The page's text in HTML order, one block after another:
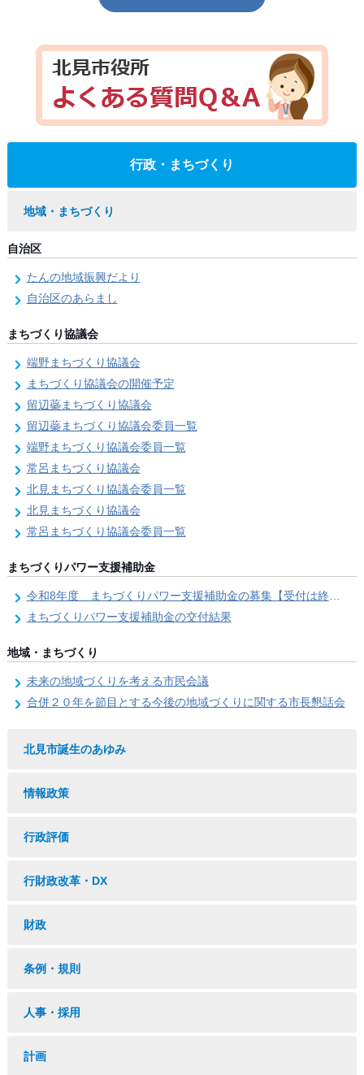
行政・まちづくり
地域・まちづくり
自治区
たんの地域振興だより
自治区のあらまし
まちづくり協議会
端野まちづくり協議会
まちづくり協議会の開催予定
留辺蘂まちづくり協議会
留辺蘂まちづくり協議会委員一覧
端野まちづくり協議会委員一覧
常呂まちづくり協議会
北見まちづくり協議会委員一覧
北見まちづくり協議会
常呂まちづくり協議会委員一覧
まちづくりパワー支援補助金
令和8年度 まちづくりパワー支援補助金の募集【受付は終了しました。】
まちづくりパワー支援補助金の交付結果
地域・まちづくり
未来の地域づくりを考える市民会議
合併２０年を節目とする今後の地域づくりに関する市長懇話会
北見市誕生のあゆみ
情報政策
行政評価
行財政改革・DX
財政
条例・規則
人事・採用
計画